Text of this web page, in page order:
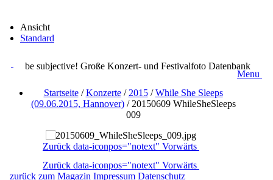
Ansicht
Standard
be subjective! Große Konzert- und Festivalfoto Datenbank
Menu
Startseite/Konzerte/ 2015/While She Sleeps
(09.06.2015, Hannover)/ 20150609 WhileSheSleeps
009
Zurück data-iconpos="notext" Vorwärts
Zurück data-iconpos="notext" Vorwärts
zurück zum Magazin Impressum Datenschutz